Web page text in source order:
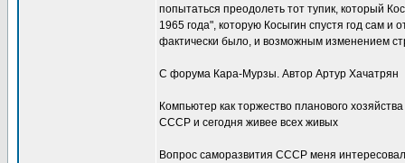
попытаться преодолеть тот тупик, который
1965 года", которую Косыгин спустя год сам
фактически было, и возможным изменением
С форума Кара-Мурзы. Автор Артур Хачатрян
Компьютер как торжество планового хозяйства
СССР и сегодня живее всех живых
Вопрос саморазвития СССР меня интересовал